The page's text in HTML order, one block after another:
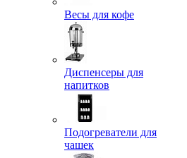
Весы для кофе
Диспенсеры для
напитков
Подогреватели для
чашек